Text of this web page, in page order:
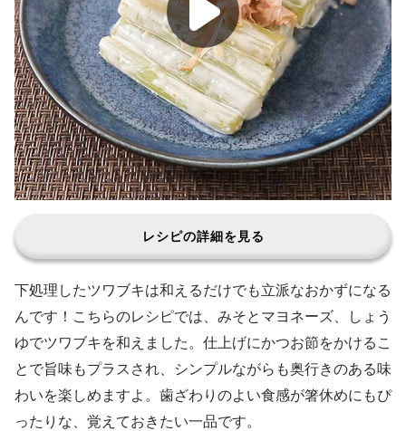
レシピの詳細を見る
下処理したツワブキは和えるだけでも立派なおかずになる
んです！こちらのレシピでは、みそとマヨネーズ、しょう
ゆでツワブキを和えました。仕上げにかつお節をかけるこ
とで旨味もプラスされ、シンプルながらも奥行きのある味
わいを楽しめますよ。歯ざわりのよい食感が箸休めにもぴ
ったりな、覚えておきたい一品です。